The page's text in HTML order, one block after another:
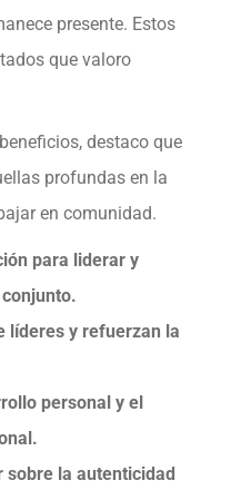
presente. Estos
que valoro
destaco que
profundas en la
en comunidad.
para liderar y
líderes y refuerzan la
personal y el
sobre la autenticidad